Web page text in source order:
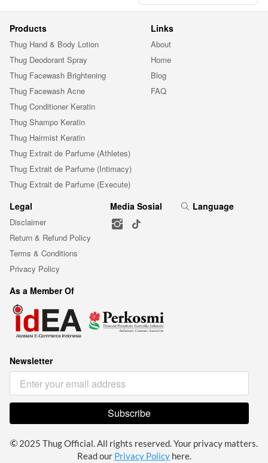
Products
Thug Hand & Body Lotion
Thug Deodorant Spray
Thug Facewash Brightening
Thug Facewash Acne
Thug Conditioner Keratin
Thug Shampo Keratin
Thug Hairmist Keratin
Thug Extrait de Parfume (Athletes)
Thug Extrait de Parfume (Intimacy)
Thug Extrait de Parfume (Execute)
Links
About
Home
Blog
FAQ
Legal
Disclaimer
Return & Refund Policy
Terms & Conditions
Privacy Policy
Media Sosial Language
As a Member Of
Newsletter
`
Subscribe
2025 Thug Official. All rights reserved. Your privacy matters.
Read our Privacy Policy here.